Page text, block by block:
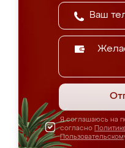
Я соглашаюсь на
согласно